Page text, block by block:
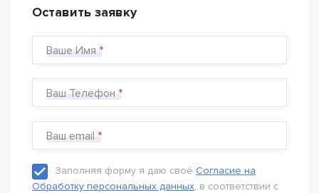
Оставить заявку
Ваше Имя
Ваш Телефон
Ваш email
Заполняя форму я даю своё Согласие на
Обработку персональных данных, в соответствии с